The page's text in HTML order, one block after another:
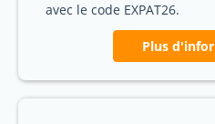
avec le code EXPAT26.
Plus